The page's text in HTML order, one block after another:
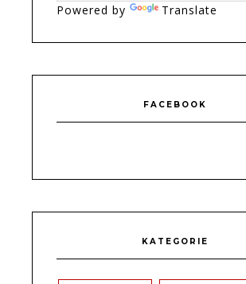
Powered by Translate
FACEBOOK
KATEGORIE